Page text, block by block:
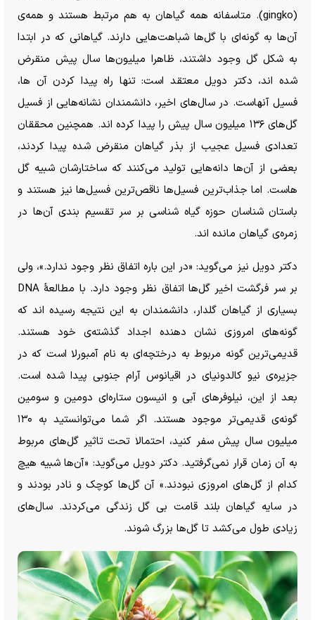
(gingko). متاسفانه همه گیاهان به هم مرتبط هستند و همه‌ی
آن‌ها به گونه‌ای با گل‌ها شباهت‌هایی دارند. گیاهانی که در ابتدا
به شکل گل وجود داشتند، ظاهرا میلیون‌ها سال پیش منقرض
شده اند، دکتر دویل معتقد است: تنها راه پیدا کردن آن ها،
فسیل آنهاست. در سال‌های اخیر، دانشمندان نشانه‌هایی از فسیل
گل‌های ۱۳۶ میلیون سال پیش را پیدا کرده اند. همچنین محققان
تعدادی فسیل عجیب از بذر گیاهان منقرض شده پیدا کردند،
بعضی از آن‌ها دانه‌هایی تولید می‌کنند که ساختارشان شبیه گل
هاست. اما جذاب‌ترین فسیل‌ها ناقص‌ترین فسیل‌ها نیز هستند و
باستان شناسان حوزه گیاه شناسی بر سر تقسیم بندی آن‌ها در
زمره‌ی گیاهان مانده اند.
دکتر دویل نیز می‌گوید: «در این باره اتفاق نظر وجود ندارد.»، ولی
بر سر فرگشت اخیر گل‌ها اتفاق نظر وجود دارد. با مطالعۀ DNA
بسیاری از گیاهان گلدار، دانشمندان به این نتیجه رسیده اند که
گونه‌های امروزی نشان دهنده اجداد گذشته‌ی خود هستند.
قدیمی‌ترین گونه مربوط به درختچه‌ای به نام آمبورلا است که در
جزیره‌ی نیو کالدونیای در اقیانوس آرام جنوبی پیدا شده است.
بعد از این، نیلوفر‌های آبی و انیسون ستاره‌ای دومین و سومین
گونه‌ی قدیمی‌تر موجود هستند. اگر شما می‌توانستید به ۱۳۰
میلیون سال پیش سفر کنید، احتمالا تحت تاثیر گل‌های مربوط
به آن زمان قرار نمی‌گرفتید. دکتر دویل می‌گوید: «آن‌ها شبیه هیچ
کدام از گل‌های امروزی نبودند.» آن گل‌ها کوچک و نادر بودند و
در سایه گیاهان بلند قامت بی گل زندگی می‌کردند. سال‌های
زیادی طول می‌کشد تا گل‌ها بزرگ شوند.